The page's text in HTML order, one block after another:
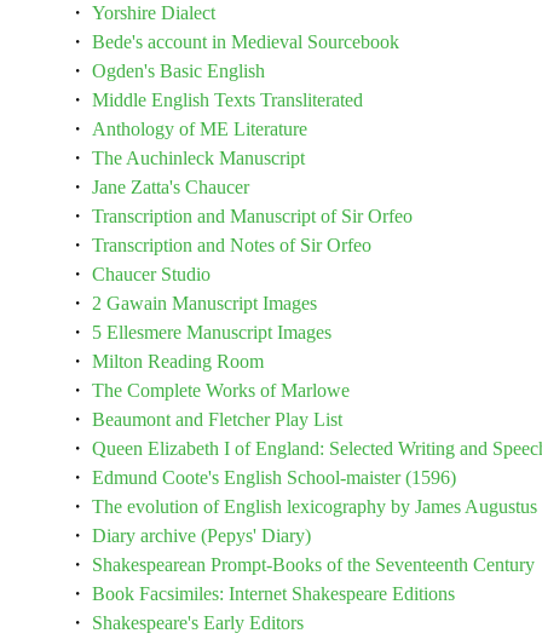
・ Yorshire Dialect
・ Bede's account in Medieval Sourcebook
・ Ogden's Basic English
・ Middle English Texts Transliterated
・ Anthology of ME Literature
・ The Auchinleck Manuscript
・ Jane Zatta's Chaucer
・ Transcription and Manuscript of Sir Orfeo
・ Transcription and Notes of Sir Orfeo
・ Chaucer Studio
・ 2 Gawain Manuscript Images
・ 5 Ellesmere Manuscript Images
・ Milton Reading Room
・ The Complete Works of Marlowe
・ Beaumont and Fletcher Play List
・ Queen Elizabeth I of England: Selected Writing and
・ Edmund Coote's English School-maister (1596)
・ The evolution of English lexicography by James
・ Diary archive (Pepys' Diary)
・ Shakespearean Prompt-Books of the Seventeenth Century
・ Book Facsimiles: Internet Shakespeare Editions
・ Shakespeare's Early Editors